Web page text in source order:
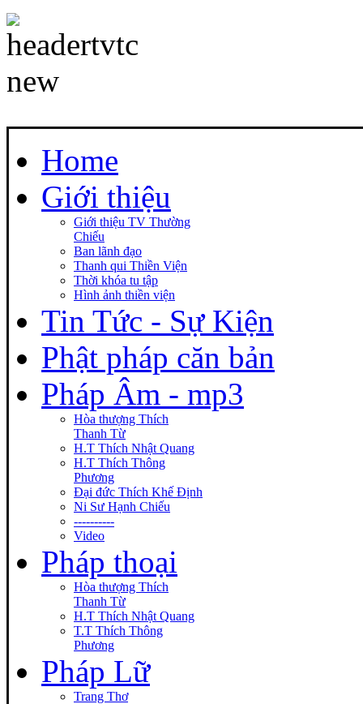
Home
Giới thiệu
Giới thiệu TV Thường
Chiếu
Ban lãnh đạo
Thanh qui Thiền Viện
Thời khóa tu tập
Hình ảnh thiền viện
Tin Tức - Sự Kiện
Phật pháp căn bản
Pháp Âm - mp3
Hòa thượng Thích
Thanh Từ
H.T Thích Nhật Quang
H.T Thích Thông
Phương
Đại đức Thích Khế Định
Ni Sư Hạnh Chiếu
----------
Video
Pháp thoại
Hòa thượng Thích
Thanh Từ
H.T Thích Nhật Quang
T.T Thích Thông
Phương
Pháp Lữ
Trang Thơ